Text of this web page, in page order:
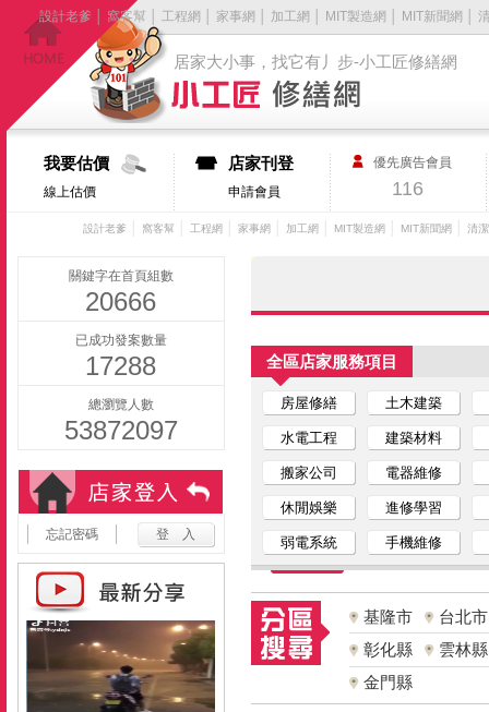
居家大小事，找它有丿步-小工匠修繕網
設計老爹 窩客幫 工程網 家事網 加工網 MIT製造網 MIT新聞網
我要估價
線上估價
店家刊登
申請會員
優先廣告會員
116
設計老爹 窩客幫 工程網 家事網 加工網 MIT製造網 MIT新聞網 清
關鍵字在首頁組數
20666
已成功發案數量
17288
總瀏覽人數
53872097
忘記密碼
全區店家服務項目
房屋修繕 土木建築
水電工程 建築材料
搬家公司 電器維修
休閒娛樂 進修學習
弱電系統 手機維修
基隆市
台北市
彰化縣
雲林縣
金門縣